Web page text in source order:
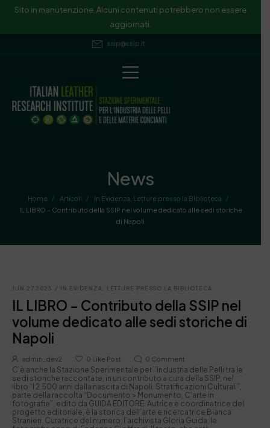
Sito in manutenzione. Alcuni contenuti potrebbero non essere
aggiornati.
ssip@ssip.it
News
Home / Articoli / In Evidenza Letture presso la Biblioteca
/
IL LIBRO – Contributo della SSIP nel volume dedicato alle sedi storiche
di Napoli
JUN 27 2025 / IN EVIDENZA, LETTURE PRESSO LA BIBLIOTECA
IL LIBRO – Contributo della SSIP nel
volume dedicato alle sedi storiche di
Napoli
admin_dev2 0 Like Post 0 Comment
C’è anche la Stazione Sperimentale per l’industria delle Pelli tra le
sedi storiche raccontate, in un contributo a cura della SSIP, nel
libro “I 2.500 anni dalla nascita di Napoli. Stratificazioni Culturali”,
parte della raccolta “Documento > Monumento, C’arte in
fotografie”, edito da GUIDA EDITORE. Autrice e coordinatrice del
progetto editoriale, è la storica dell’arte e ricercatrice Bianca
Stranieri. Curatrice del numero, l’archivista Gloria Guida, le